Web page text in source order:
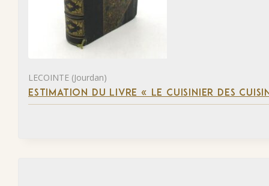
LECOINTE (Jourdan)
ESTIMATION DU LIVRE « LE CUISINIER DES